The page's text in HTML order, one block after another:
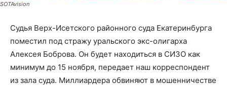
SOTAvision
Судья Верх-Исетского районного суда Екатеринбурга
поместил под стражу уральского экс-олигарха
Алексея Боброва. Он будет находиться в СИЗО как
минимум до 15 ноября, передает наш корреспондент
из зала суда. Миллиардера обвиняют в мошенничестве